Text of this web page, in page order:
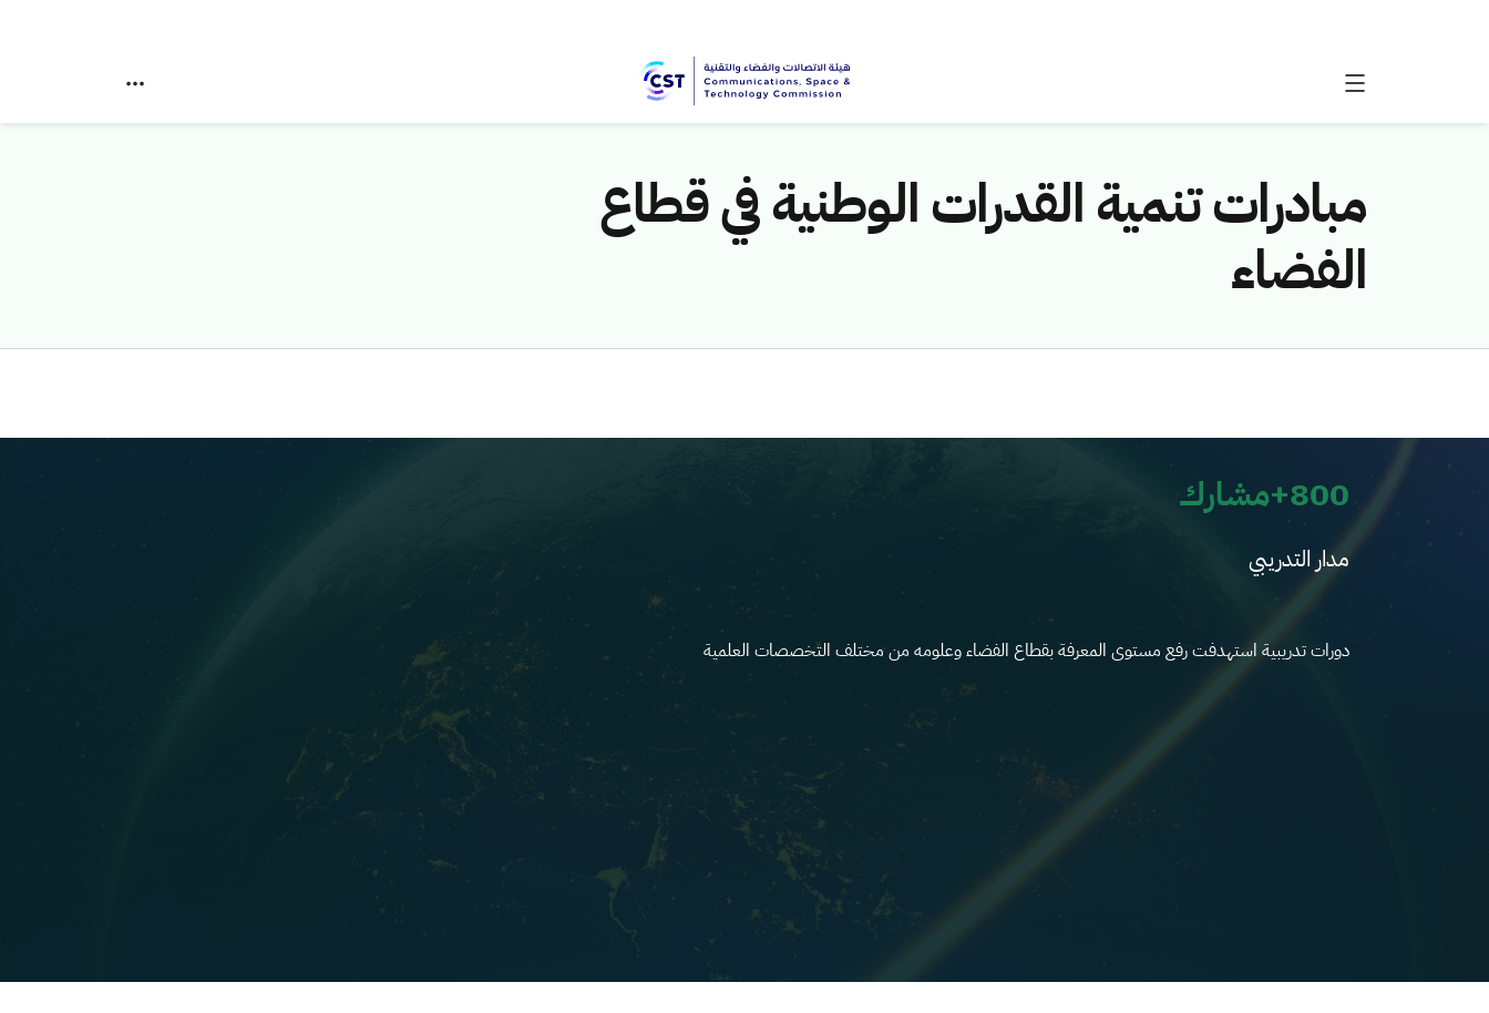
مبادرات تنمية القدرات الوطنية في قطاع
الفضاء
800+مشارك
مدار التدريبي
دورات تدريبية استهدفت رفع مستوى المعرفة بقطاع الفضاء وعلومه من مختلف التخصصات العلمية